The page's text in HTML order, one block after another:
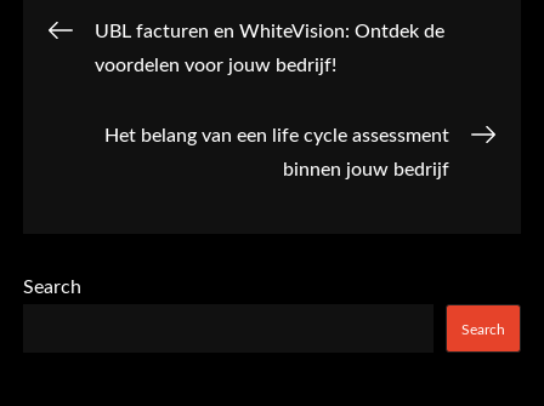
PostUBL facturen en WhiteVision: Ontdek de
voordelen voor jouw bedrijf!
Het belang van een life cycle assessment
binnen jouw bedrijf
Search
Search